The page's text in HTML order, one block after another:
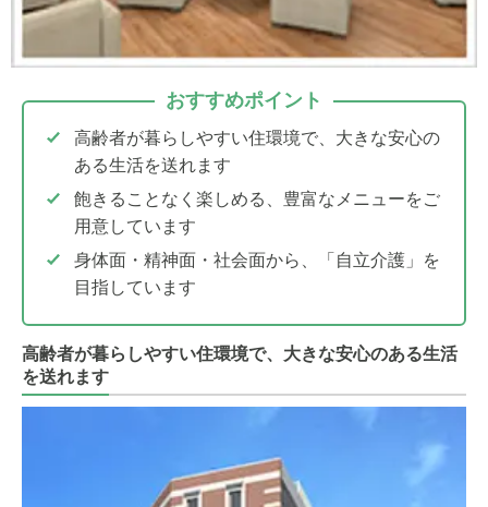
おすすめポイント
高齢者が暮らしやすい住環境で、大きな安心の
ある生活を送れます
飽きることなく楽しめる、豊富なメニューをご
用意しています
身体面・精神面・社会面から、「自立介護」を
目指しています
高齢者が暮らしやすい住環境で、大きな安心のある生活
を送れます